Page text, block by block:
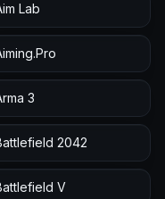
Lab
3
2042
V